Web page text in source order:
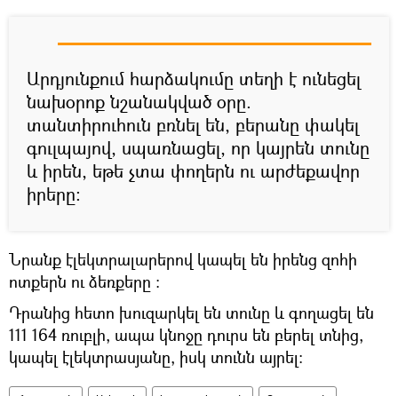
Արդյունքում հարձակումը տեղի է ունեցել
նախօրոք նշանակված օրը.
տանտիրուհուն բռնել են, բերանը փակել
գուլպայով, սպառնացել, որ կայրեն տունը
և իրեն, եթե չտա փողերն ու արժեքավոր
իրերը։
Նրանք էլեկտրալարերով կապել են իրենց զոհի
ոտքերն ու ձեռքերը ։
Դրանից հետո խուզարկել են տունը և գողացել են
111 164 ռուբլի, ապա կնոջը դուրս են բերել տնից,
կապել էլեկտրասյանը, իսկ տունն այրել։